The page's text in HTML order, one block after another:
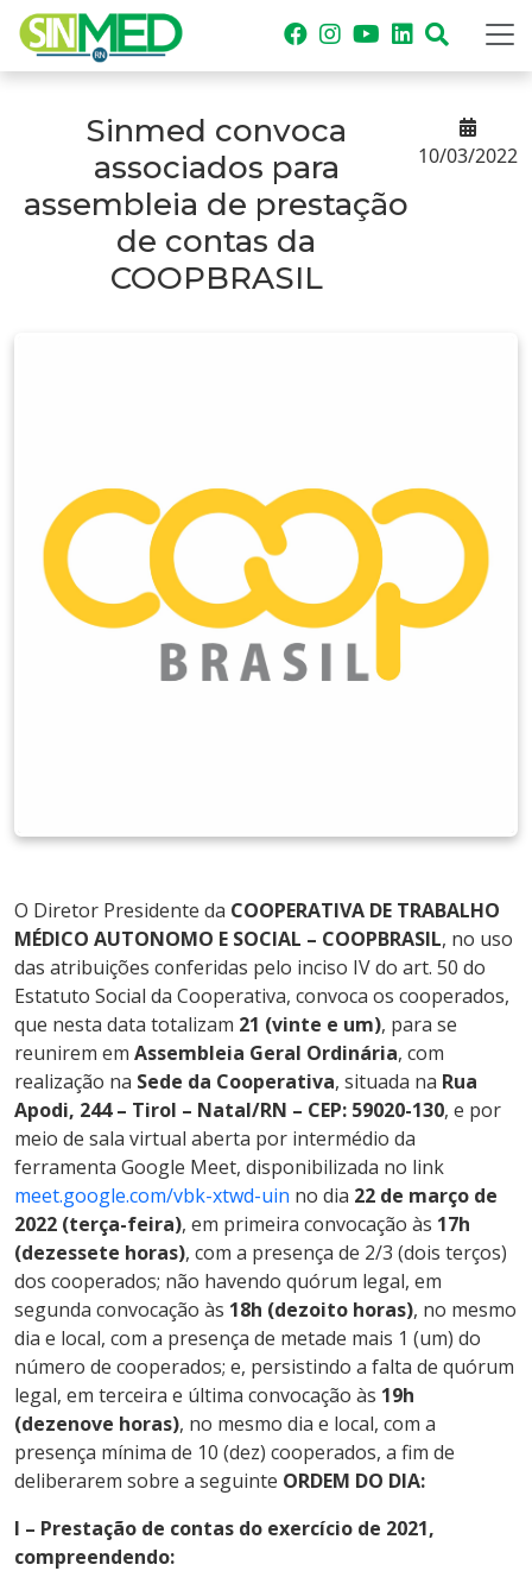
Sinmed convoca
associados para
assembleia de prestação
de contas da
COOPBRASIL
10/03/2022
O Diretor Presidente da COOPERATIVA DE TRABALHO
MÉDICO AUTONOMO E SOCIAL – COOPBRASIL, no uso
das atribuições conferidas pelo inciso IV do art. 50 do
Estatuto Social da Cooperativa, convoca os cooperados,
que nesta data totalizam 21 (vinte e um), para se
reunirem em Assembleia Geral Ordinária, com
realização na Sede da Cooperativa, situada na Rua
Apodi, 244 – Tirol – Natal/RN – CEP: 59020-130, e por
meio de sala virtual aberta por intermédio da
ferramenta Google Meet, disponibilizada no link
meet.google.com/vbk-xtwd-uin no dia 22 de março de
2022 (terça-feira), em primeira convocação às 17h
(dezessete horas), com a presença de 2/3 (dois terços)
dos cooperados; não havendo quórum legal, em
segunda convocação às 18h (dezoito horas), no mesmo
dia e local, com a presença de metade mais 1 (um) do
número de cooperados; e, persistindo a falta de quórum
legal, em terceira e última convocação às 19h
(dezenove horas), no mesmo dia e local, com a
presença mínima de 10 (dez) cooperados, a fim de
deliberarem sobre a seguinte ORDEM DO DIA:
I – Prestação de contas do exercício de 2021,
compreendendo: